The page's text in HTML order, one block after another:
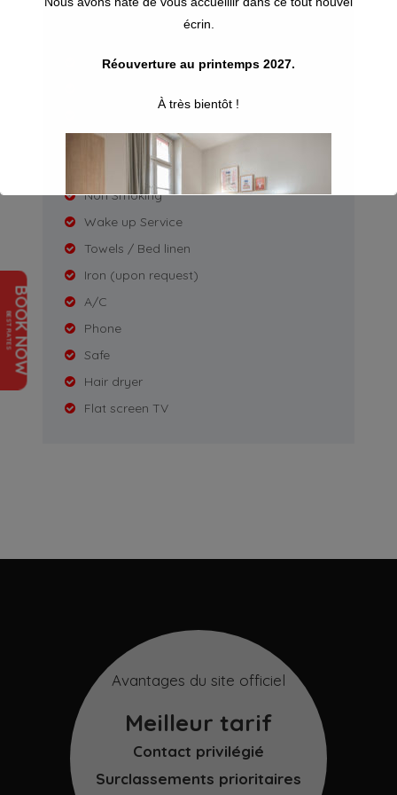
BOOK NOW
BEST RATES
Bathroom with shower
Wardrobe / closet
Free toiletries
Non Smoking
Wake up Service
Towels / Bed linen
Iron (upon request)
A/C
Phone
Safe
Hair dryer
Flat screen TV
Avantages du site officiel
Meilleur tarif
Contact privilégié
Surclassements prioritaires
écrin.
Réouverture au printemps 2027.
À très bientôt !